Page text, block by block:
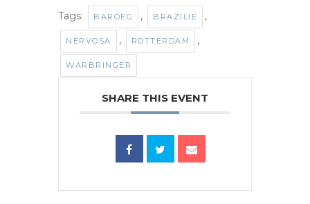
Tags: BAROEG , BRAZILIË ,
NERVOSA , ROTTERDAM ,
WARBRINGER
SHARE THIS EVENT